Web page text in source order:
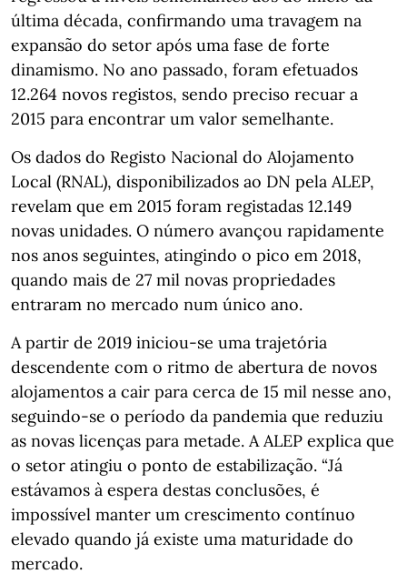
última década, confirmando uma travagem na
expansão do setor após uma fase de forte
dinamismo. No ano passado, foram efetuados
12.264 novos registos, sendo preciso recuar a
2015 para encontrar um valor semelhante.
Os dados do Registo Nacional do Alojamento
Local (RNAL), disponibilizados ao DN pela ALEP,
revelam que em 2015 foram registadas 12.149
novas unidades. O número avançou rapidamente
nos anos seguintes, atingindo o pico em 2018,
quando mais de 27 mil novas propriedades
entraram no mercado num único ano.
A partir de 2019 iniciou-se uma trajetória
descendente com o ritmo de abertura de novos
alojamentos a cair para cerca de 15 mil nesse ano,
seguindo-se o período da pandemia que reduziu
as novas licenças para metade. A ALEP explica que
o setor atingiu o ponto de estabilização. “Já
estávamos à espera destas conclusões, é
impossível manter um crescimento contínuo
elevado quando já existe uma maturidade do
mercado.